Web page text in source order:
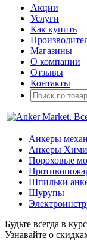
Акции
Услуги
Как купить
Магазины
О компании
Отзывы
Контакты
Анкеры
Анкеры
Пороховые
Шпильки
Шурупы
Будьте всегда в
Узнавайте о